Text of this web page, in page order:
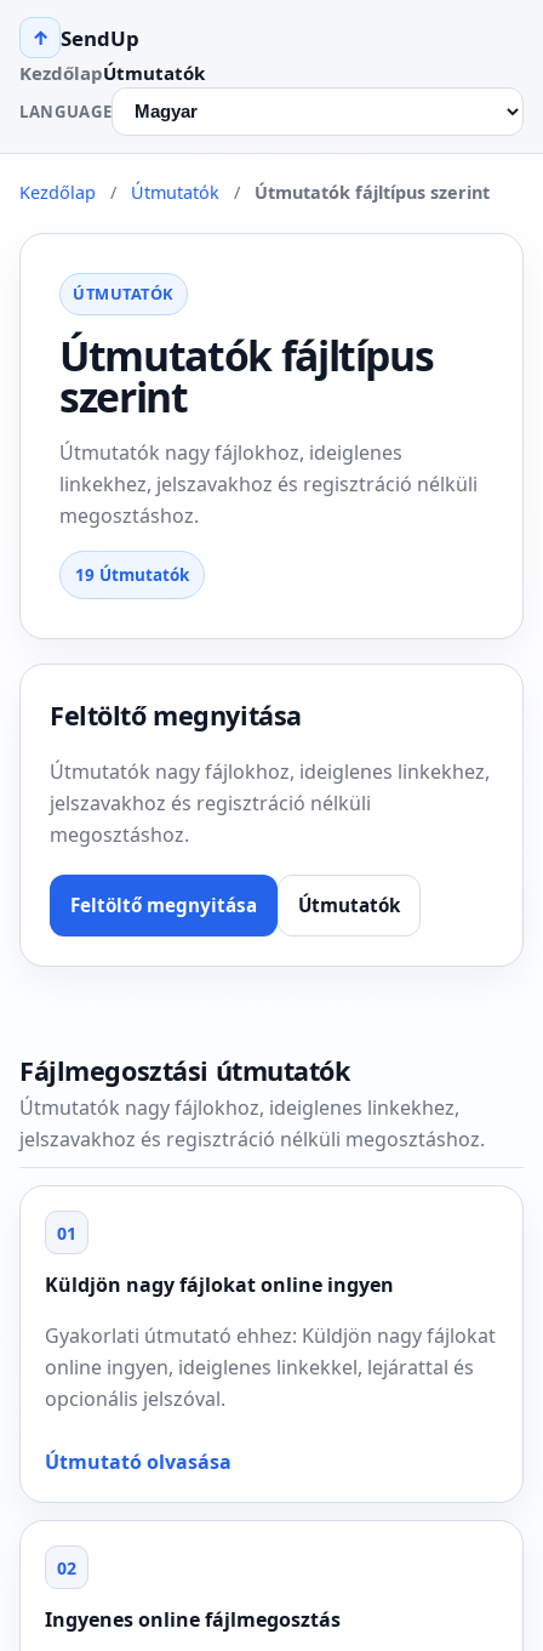
↑ SendUp
KezdőlapÚtmutatók
LANGUAGE
Kezdőlap / Útmutatók / Útmutatók fájltípus szerint
ÚTMUTATÓK
Útmutatók fájltípus
szerint
Útmutatók nagy fájlokhoz, ideiglenes
linkekhez, jelszavakhoz és regisztráció nélküli
megosztáshoz.
19 Útmutatók
Feltöltő megnyitása
Útmutatók nagy fájlokhoz, ideiglenes linkekhez,
jelszavakhoz és regisztráció nélküli
megosztáshoz.
Feltöltő megnyitása Útmutatók
Fájlmegosztási útmutatók
Útmutatók nagy fájlokhoz, ideiglenes linkekhez,
jelszavakhoz és regisztráció nélküli megosztáshoz.
01
Küldjön nagy fájlokat online ingyen
Gyakorlati útmutató ehhez: Küldjön nagy fájlokat
online ingyen, ideiglenes linkekkel, lejárattal és
opcionális jelszóval.
Útmutató olvasása
02
Ingyenes online fájlmegosztás